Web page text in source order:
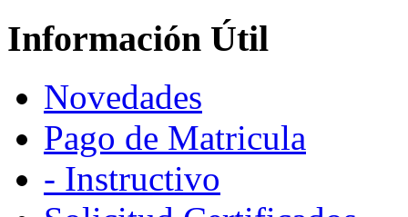
Información Útil
Novedades
Pago de Matricula
- Instructivo